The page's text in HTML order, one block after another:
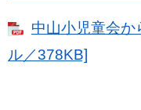
中山小児童会か
ル／378KB]